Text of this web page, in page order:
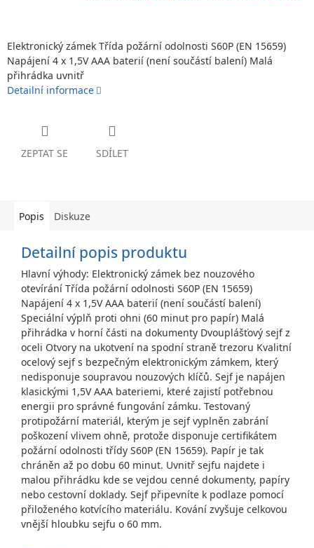
Elektronický zámek Třída požární odolnosti S60P (EN 15659)
Napájení 4 x 1,5V AAA baterií (není součástí balení) Malá
přihrádka uvnitř
Detailní informace
ZEPTAT SE SDÍLET
Popis Diskuze
Detailní popis produktu
Hlavní výhody: Elektronický zámek bez nouzového
otevírání Třída požární odolnosti S60P (EN 15659)
Napájení 4 x 1,5V AAA baterií (není součástí balení)
Speciální výplň proti ohni (60 minut pro papír) Malá
přihrádka v horní části na dokumenty Dvouplášťový sejf z
oceli Otvory na ukotvení na spodní straně trezoru Kvalitní
ocelový sejf s bezpečným elektronickým zámkem, který
nedisponuje soupravou nouzových klíčů. Sejf je napájen
klasickými 1,5V AAA bateriemi, které zajistí potřebnou
energii pro správné fungování zámku. Testovaný
protipožární materiál, kterým je sejf vyplněn zabrání
poškození vlivem ohně, protože disponuje certifikátem
požární odolnosti třídy S60P (EN 15659). Papír je tak
chráněn až po dobu 60 minut. Uvnitř sejfu najdete i
malou přihrádku kde se vejdou cenné dokumenty, papíry
nebo cestovní doklady. Sejf připevníte k podlaze pomocí
přiloženého kotvícího materiálu. Kování zvyšuje celkovou
vnější hloubku sejfu o 60 mm.